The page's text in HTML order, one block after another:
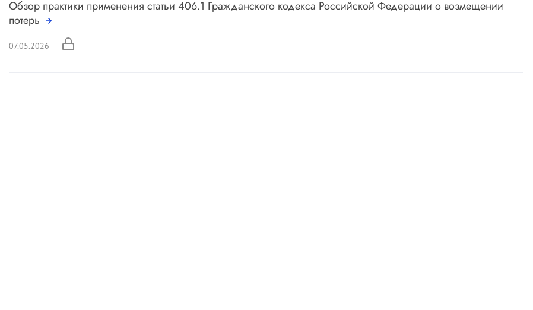
Обзор практики применения статьи 406.1 Гражданского кодекса Российской Федерации о возмещении
потерь
07.05.2026